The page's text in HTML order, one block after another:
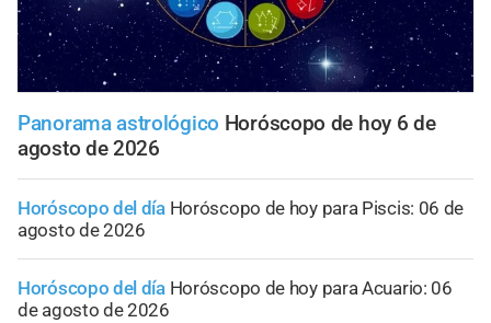
Panorama astrológico Horóscopo de hoy 6 de
agosto de 2026
Horóscopo del día Horóscopo de hoy para Piscis: 06 de
agosto de 2026
Horóscopo del día Horóscopo de hoy para Acuario: 06
de agosto de 2026